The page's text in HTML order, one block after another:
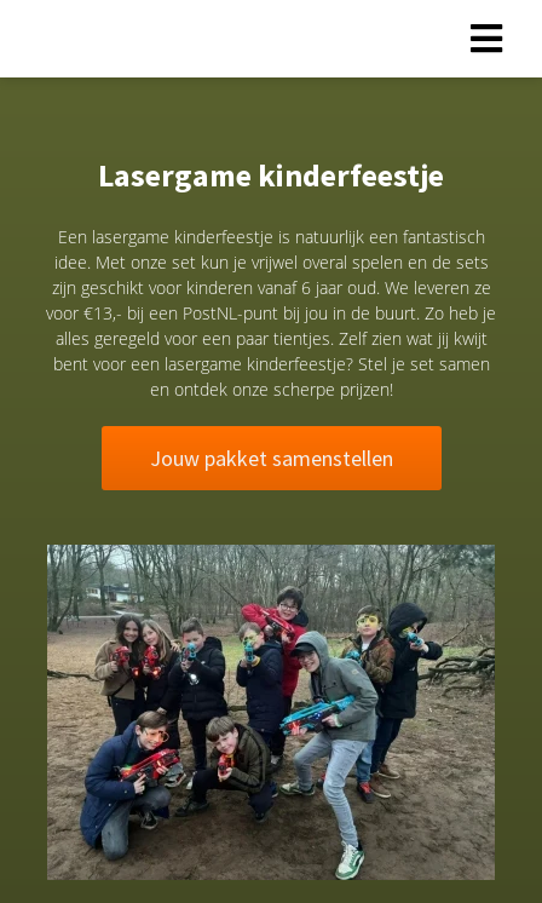
Lasergame kinderfeestje
Een lasergame kinderfeestje is natuurlijk een fantastisch
idee. Met onze set kun je vrijwel overal spelen en de sets
zijn geschikt voor kinderen vanaf 6 jaar oud. We leveren ze
voor €13,- bij een PostNL-punt bij jou in de buurt. Zo heb je
alles geregeld voor een paar tientjes. Zelf zien wat jij kwijt
bent voor een lasergame kinderfeestje? Stel je set samen
en ontdek onze scherpe prijzen!
Jouw pakket samenstellen